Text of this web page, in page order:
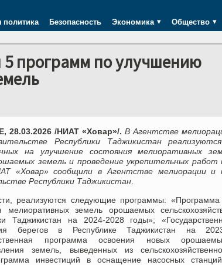
Безопасность Экономика Общество
5 программ по улучшению
28.03.2026 /НИАТ «Ховар»/. В Агентстве
Республики Таджикистан
на улучшение состояния мелиоративных
земель и проведение укрепительных работ
«Ховар» сообщили в Агентстве мелиорации и
Республики Таджикистан
реализуются следующие программы:
мелиоративных земель орошаемых
Таджикистан на 2024-2028 годы»;
берегов в Республике Таджикистан на
программа освоения новых
земель, выведенных из
инвестиций в оснащение насосных